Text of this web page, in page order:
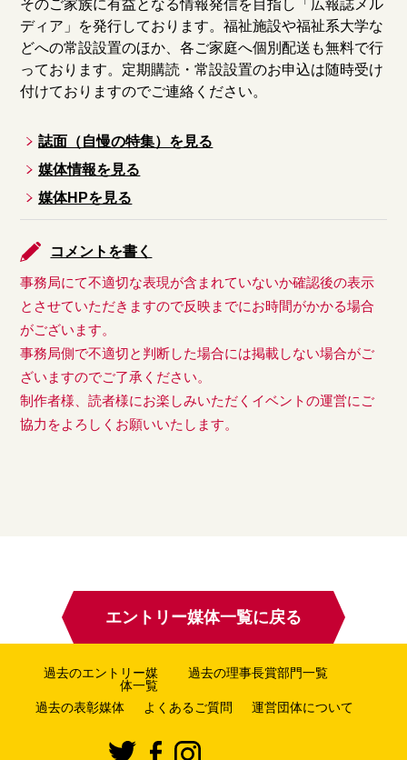
そのご家族に有益となる情報発信を目指し「広報誌メル
ディア」を発行しております。福祉施設や福祉系大学な
どへの常設設置のほか、各ご家庭へ個別配送も無料で行
っております。定期購読・常設設置のお申込は随時受け
付けておりますのでご連絡ください。
誌面（自慢の特集）を見る
媒体情報を見る
媒体HPを見る
コメントを書く
事務局にて不適切な表現が含まれていないか確認後の表示
とさせていただきますので反映までにお時間がかかる場合
がございます。
事務局側で不適切と判断した場合には掲載しない場合がご
ざいますのでご了承ください。
制作者様、読者様にお楽しみいただくイベントの運営にご
協力をよろしくお願いいたします。
エントリー媒体一覧に戻る
過去のエントリー媒
体一覧
過去の理事長賞部門一覧
過去の表彰媒体 よくあるご質問 運営団体について